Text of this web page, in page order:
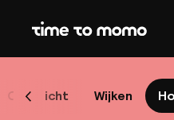
Home
Overzicht Wijken
Scroll naar links